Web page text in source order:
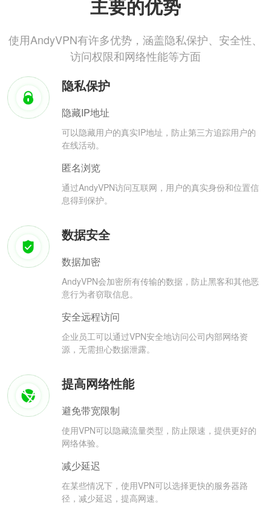
主要的优势
使用AndyVPN有许多优势，涵盖隐私保护、安全性、
访问权限和网络性能等方面
隐私保护
隐藏IP地址
可以隐藏用户的真实IP地址，防止第三方追踪用户的
在线活动。
匿名浏览
通过AndyVPN访问互联网，用户的真实身份和位置信
息得到保护。
数据安全
数据加密
AndyVPN会加密所有传输的数据，防止黑客和其他恶
意行为者窃取信息。
安全远程访问
企业员工可以通过VPN安全地访问公司内部网络资
源，无需担心数据泄露。
提高网络性能
避免带宽限制
使用VPN可以隐藏流量类型，防止限速，提供更好的
网络体验。
减少延迟
在某些情况下，使用VPN可以选择更快的服务器路
径，减少延迟，提高网速。